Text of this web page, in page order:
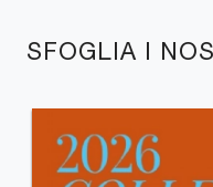
SFOGLIA I